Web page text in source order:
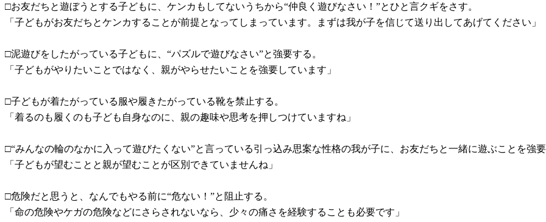
□お友だちと遊ぼうとする子どもに、ケンカもしてないうちから“仲良く遊びなさい！”とひと言クギをさす。
「子どもがお友だちとケンカすることが前提となってしまっています。まずは我が子を信じて送り出してあげてください」
□泥遊びをしたがっている子どもに、“パズルで遊びなさい”と強要する。
「子どもがやりたいことではなく、親がやらせたいことを強要しています」
□子どもが着たがっている服や履きたがっている靴を禁止する。
「着るのも履くのも子ども自身なのに、親の趣味や思考を押しつけていますね」
□“みんなの輪のなかに入って遊びたくない”と言っている引っ込み思案な性格の我が子に、お友だちと一緒に遊ぶことを強
「子どもが望むことと親が望むことが区別できていませんね」
□危険だと思うと、なんでもやる前に“危ない！”と阻止する。
「命の危険やケガの危険などにさらされないなら、少々の痛さを経験することも必要です」